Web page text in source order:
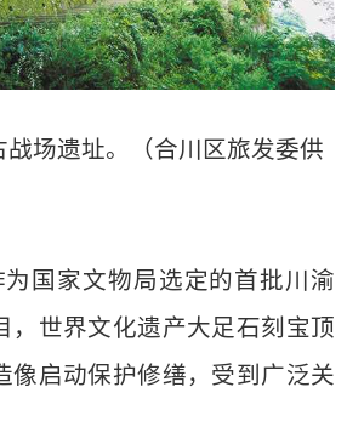
场遗址。（合川区旅发委供
国家文物局选定的首批川渝
，世界文化遗产大足石刻宝顶
像启动保护修缮，受到广泛关